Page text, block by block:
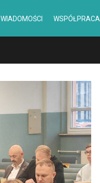
WIADOMOŚCI WSPÓŁPRACA